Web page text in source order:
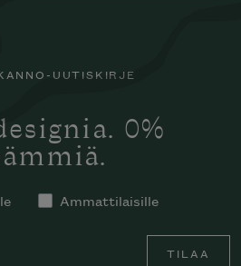
UUTISKIRJE
0%
Ammattilaisille
TILAA